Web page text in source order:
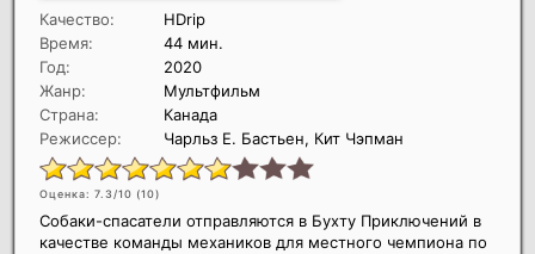
Качество:
HDrip
Время:
44 мин.
Год:
2020
Жанр:
Мультфильм
Страна:
Канада
Режиссер:
Чарльз Е. Бастьен, Кит Чэпман
Оценка: 7.3/10 (10)
Собаки-спасатели отправляются в Бухту Приключений в
качестве команды механиков для местного чемпиона по